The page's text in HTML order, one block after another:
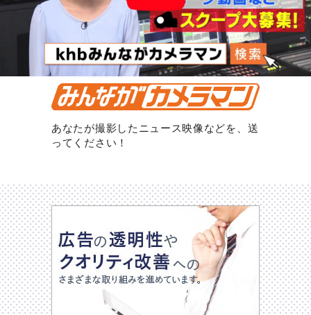
あなたが撮影したニュース映像などを、送
ってください！